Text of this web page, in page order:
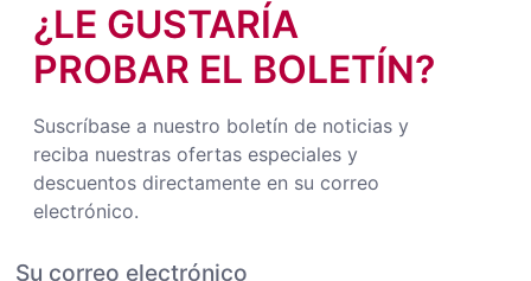
¿LE GUSTARÍA
PROBAR EL BOLETÍN?
Suscríbase a nuestro boletín de noticias y
reciba nuestras ofertas especiales y
descuentos directamente en su correo
electrónico.